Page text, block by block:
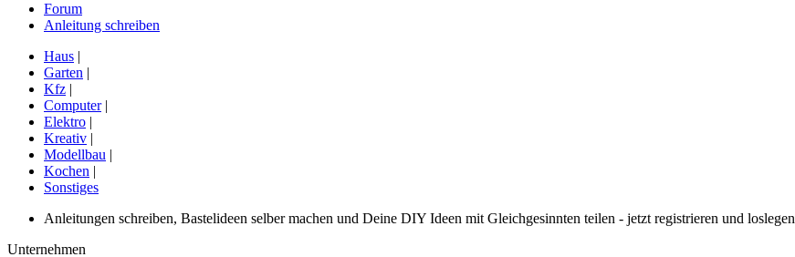
Forum
Anleitung schreiben
Haus |
Garten |
Kfz |
Computer|
Elektro |
Kreativ |
Modellbau |
Kochen |
Sonstiges
Anleitungen schreiben, Bastelideen selber machen und Deine DIY Ideen mit Gleichgesinnten teilen - jetzt registrieren und loslegen
Unternehmen